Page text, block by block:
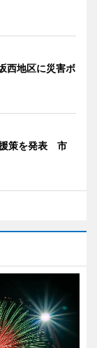
西地区に災害ボ
援策を発表 市